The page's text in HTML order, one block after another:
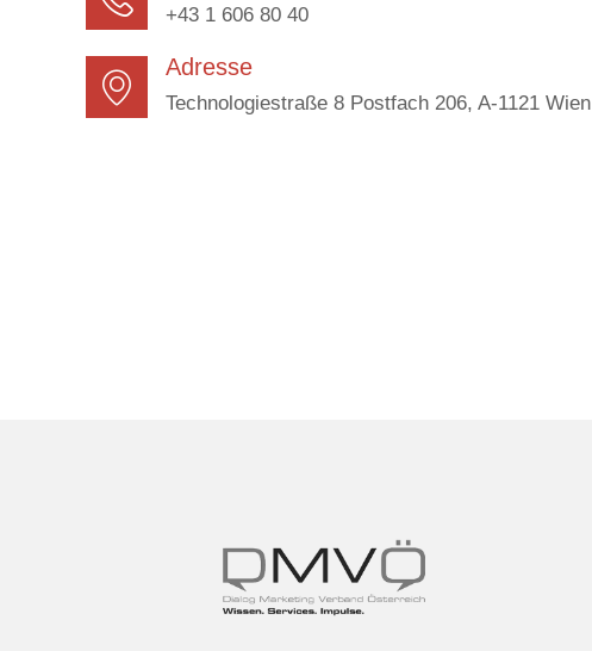
+43 1 606 80 40
Adresse
Technologiestraße 8 Postfach 206, A-1121 Wien